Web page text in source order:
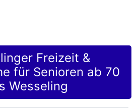
Freizeit &
für Senioren ab 70
Wesseling